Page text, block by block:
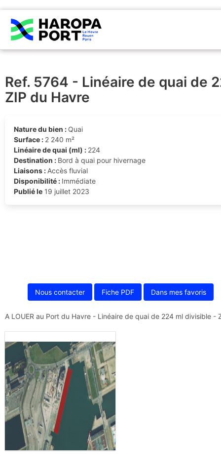
Ref. 5764 - Linéaire de quai de
ZIP du Havre
Nature du bien : Quai
Surface : 2 240 m²
Linéaire de quai (ml) : 224
Destination : Bord à quai pour hivernage
Liaisons : Accès fluvial
Disponibilité : Immédiate
Publié le19 juillet 2023
Nous contacter Fiche PDF Dans mes favoris
A LOUER au Port du Havre - Linéaire de quai de 224 ml divisible -